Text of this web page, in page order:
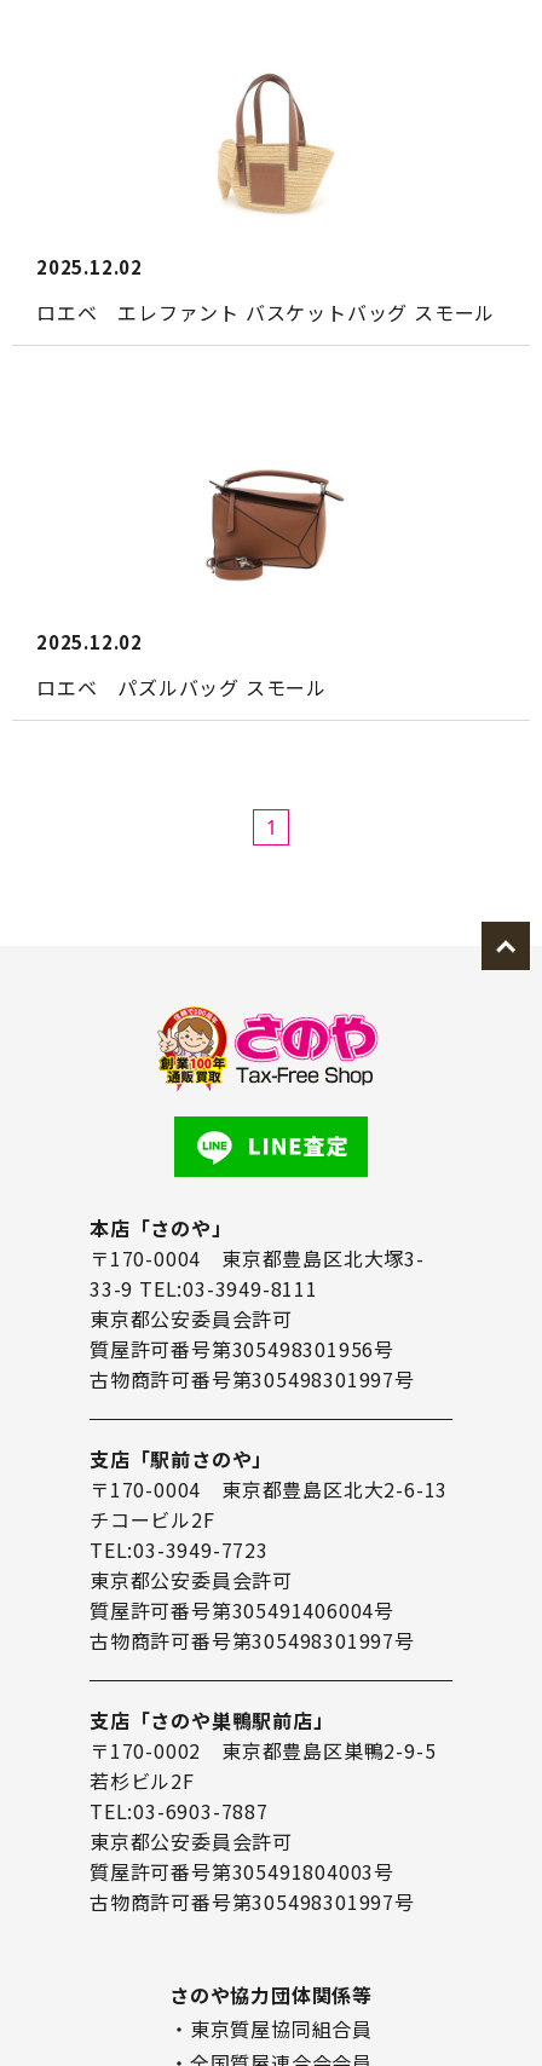
2025.12.02
ロエベ エレファント バスケットバッグ スモール
2025.12.02
ロエベ パズルバッグ スモール
1
本店「さのや」
〒170-0004 東京都豊島区北大塚3-
33-9 TEL:03-3949-8111
東京都公安委員会許可
質屋許可番号第305498301956号
古物商許可番号第305498301997号
支店「駅前さのや」
〒170-0004 東京都豊島区北大2-6-13
チコービル2F
TEL:03-3949-7723
東京都公安委員会許可
質屋許可番号第305491406004号
古物商許可番号第305498301997号
支店「さのや巣鴨駅前店」
〒170-0002 東京都豊島区巣鴨2-9-5
若杉ビル2F
TEL:03-6903-7887
東京都公安委員会許可
質屋許可番号第305491804003号
古物商許可番号第305498301997号
さのや協力団体関係等
・東京質屋協同組合員